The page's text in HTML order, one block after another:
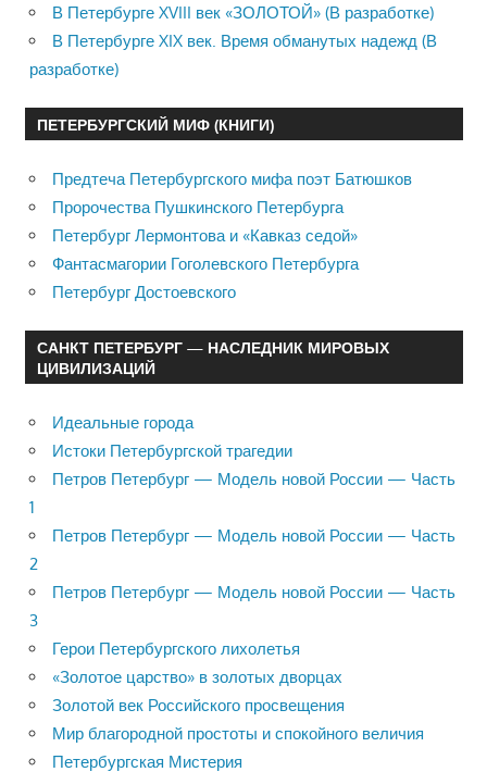
В Петербурге XVIII век «ЗОЛОТОЙ» (В разработке)
В Петербурге XIX век. Время обманутых надежд (В
разработке)
ПЕТЕРБУРГСКИЙ МИФ (КНИГИ)
Предтеча Петербургского мифа поэт Батюшков
Пророчества Пушкинского Петербурга
Петербург Лермонтова и «Кавказ седой»
Фантасмагории Гоголевского Петербурга
Петербург Достоевского
САНКТ ПЕТЕРБУРГ — НАСЛЕДНИК МИРОВЫХ
ЦИВИЛИЗАЦИЙ
Идеальные города
Истоки Петербургской трагедии
Петров Петербург — Модель новой России — Часть
1
Петров Петербург — Модель новой России — Часть
2
Петров Петербург — Модель новой России — Часть
3
Герои Петербургского лихолетья
«Золотое царство» в золотых дворцах
Золотой век Российского просвещения
Мир благородной простоты и спокойного величия
Петербургская Мистерия